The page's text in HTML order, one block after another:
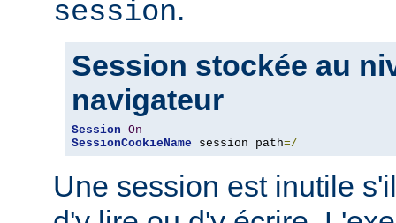
session.
Session stockée au
navigateur
Session On
SessionCookieName session path=/
Une session est inutile